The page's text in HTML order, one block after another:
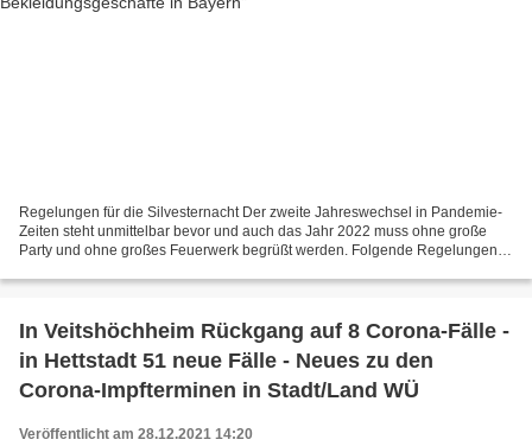
Regelungen für die Silvesternacht Der zweite Jahreswechsel in Pandemie-
Zeiten steht unmittelbar bevor und auch das Jahr 2022 muss ohne große
Party und ohne großes Feuerwerk begrüßt werden. Folgende Regelungen
In Veitshöchheim Rückgang auf 8 Corona-Fälle -
in Hettstadt 51 neue Fälle - Neues zu den
Corona-Impfterminen in Stadt/Land WÜ
Veröffentlicht am 28.12.2021 14:20